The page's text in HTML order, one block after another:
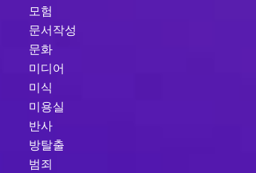
모험
문서작성
문화
미디어
미식
미용실
반사
방탈출
범죄